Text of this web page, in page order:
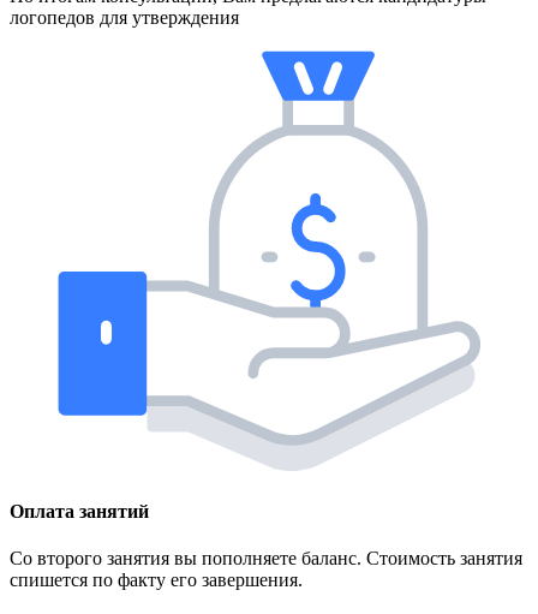
логопедов для утверждения
Оплата занятий
Со второго занятия вы пополняете баланс. Стоимость занятия
спишется по факту его завершения.